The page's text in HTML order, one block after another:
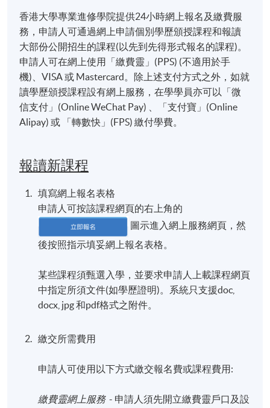
香港大學專業進修學院教學中心 (九龍灣 / 銅鑼灣 )
香港大學專業進修學院提供24小時網上報名及繳費服
務，申請人可通過網上申請個別學歷頒授課程和報讀
大部份公開招生的課程(以先到先得形式報名的課程)。
申請人可在網上使用「繳費靈」(PPS) (不適用於手
機)、VISA 或 Mastercard。除上述支付方式之外，如就
讀學歷頒授課程設有網上服務，在學學員亦可以「微
信支付」(Online WeChat Pay) 、「支付寶」(Online
Alipay) 或 「轉數快」(FPS) 繳付學費。
報讀新課程
填寫網上報名表格
申請人可按該課程網頁的右上角的
圖示進入網上服務網頁，然
後按照指示填妥網上報名表格。
某些課程須甄選入學，並要求申請人上載課程網頁
中指定所須文件(如學歷證明)。系統只支援doc,
docx, jpg 和pdf格式之附件。
繳交所需費用
申請人可使用以下方式繳交報名費或課程費用:
繳費靈網上服務- 申請人須先開立繳費靈戶口及設